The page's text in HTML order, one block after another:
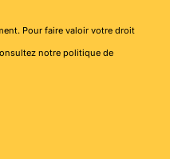
Pour faire valoir votre droit
notre politique de